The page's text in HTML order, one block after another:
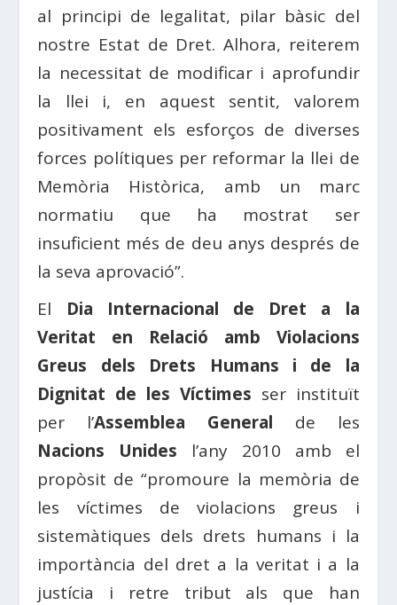
al principi de legalitat, pilar bàsic del
nostre Estat de Dret. Alhora, reiterem
la necessitat de modificar i aprofundir
la llei i, en aquest sentit, valorem
positivament els esforços de diverses
forces polítiques per reformar la llei de
Memòria Històrica, amb un marc
normatiu que ha mostrat ser
insuficient més de deu anys després de
la seva aprovació”.
El Dia Internacional de Dret a la
Veritat en Relació amb Violacions
Greus dels Drets Humans i de la
Dignitat de les Víctimes ser instituït
per l’Assemblea General de les
Nacions Unides l’any 2010 amb el
propòsit de “promoure la memòria de
les víctimes de violacions greus i
sistemàtiques dels drets humans i la
importància del dret a la veritat i a la
justícia i retre tribut als que han